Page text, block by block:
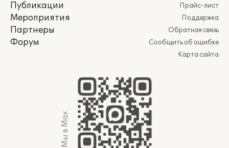
Публикации
Мероприятия
Партнеры
Форум
Прайс-лист
Поддержка
Обратная связь
Сообщить об ошибке
Карта сайта
Мы в Max